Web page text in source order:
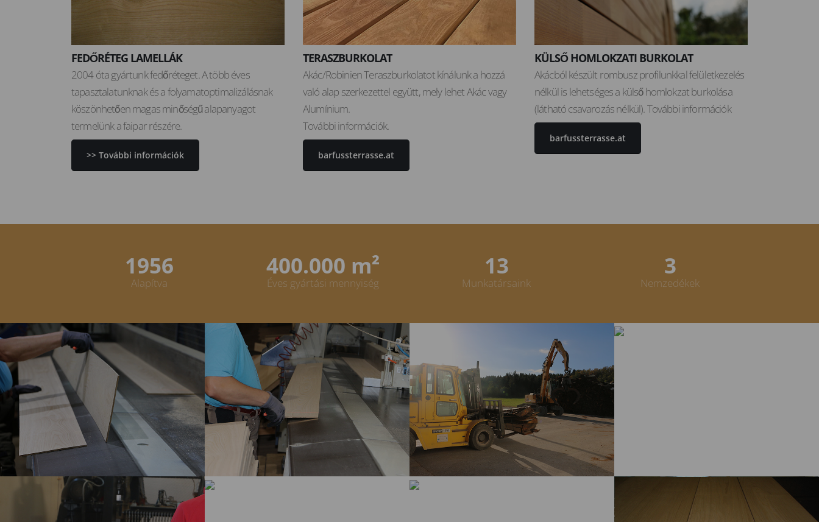
FEDŐRÉTEG LAMELLÁK
2004 óta gyártunk fedőréteget. A több éves
tapasztalatunknak és a folyamatoptimalizálásnak
köszönhetően magas minőségű alapanyagot
termelünk a faipar részére.
>> További információk
TERASZBURKOLAT
Akác/Robinien Teraszburkolatot kínálunk a hozzá
való alap szerkezettel együtt, mely lehet Akác vagy
Alumínium.
További információk.
barfussterrasse.at
KÜLSŐ HOMLOKZATI BURKOLAT
Akácból készült rombusz profilunkkal felületkezelés
nélkül is lehetséges a külső homlokzat burkolása
(látható csavarozás nélkül). További információk
barfussterrasse.at
1958
Alapítva
400.000 m²
Éves gyártási mennyiség
15
Munkatársaink
4
Nemzedékek